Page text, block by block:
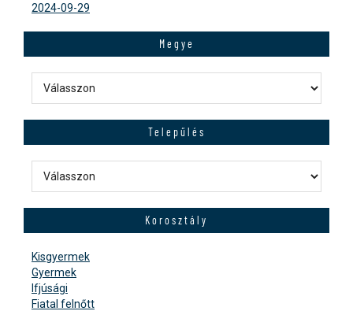
2024-09-29
Megye
Telepűlés
Korosztály
Kisgyermek
Gyermek
Ifjúsági
Fiatal felnőtt